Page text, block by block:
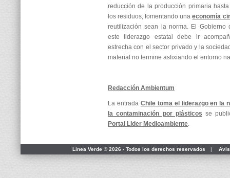
reducción de la producción primaria
los residuos, fomentando unaeconomía
reutilización sean la norma. El Gobierno
este liderazgo estatal debe ir
estrecha con el sector privado y la
material no termine asfixiando el entorno
Redacción Ambientum
La entrada Chile toma el liderazgo en la
la contaminación por plásticos se
Portal Lider Medioambiente.
Línea Verde ® 2026 - Todos los derechos reservados |